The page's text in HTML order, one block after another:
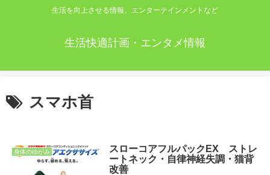
生活を向上させる情報、エンターテインメントなど
生活快適計画・エンタメ情報
スマホ首
身体のゆがみ
スローコアフルパックEX ストレ
ートネック・自律神経失調・猫背
改善